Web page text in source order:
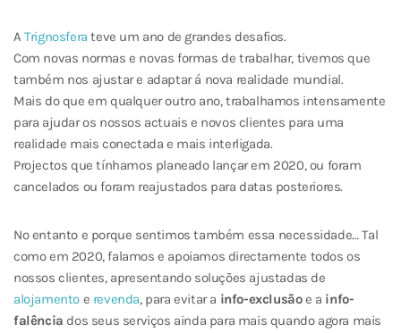
ATrignosfera teve um ano de grandes desafios.
Com novas normas e novas formas de trabalhar, tivemos que
também nos ajustar e adaptar á nova realidade mundial.
Mais do que em qualquer outro ano, trabalhamos intensamente
para ajudar os nossos actuais e novos clientes para uma
realidade mais conectada e mais interligada.
Projectos que tínhamos planeado lançar em 2020, ou foram
cancelados ou foram reajustados para datas posteriores.
No entanto e porque sentimos também essa necessidade… Tal
como em 2020, falamos e apoiamos directamente todos os
nossos clientes, apresentando soluções ajustadas de
alojamento e revenda, para evitar a info-exclusãoe a info-
falência dos seus serviços ainda para mais quando agora mais